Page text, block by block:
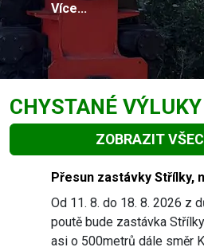
Více...
CHYSTANÉ VÝLUKY
ZOBRAZIT
Slide 1 of 24
Přesun zastávky Střílky,
Od 11. 8. do 18. 8. 2026 z
poutě bude zastávka
asi o 500metrů dále směr